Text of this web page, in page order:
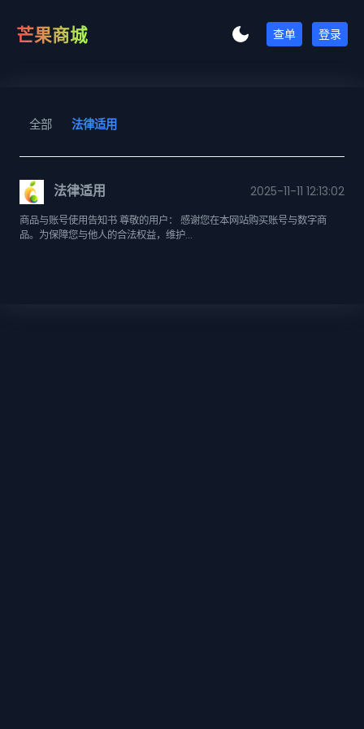
芒果商城 查单 登录
全部 法律适用
法律适用 2025-11-11 12:13:02
商品与账号使用告知书 尊敬的用户： 感谢您在本网站购买账号与数字商
品。为保障您与他人的合法权益，维护...